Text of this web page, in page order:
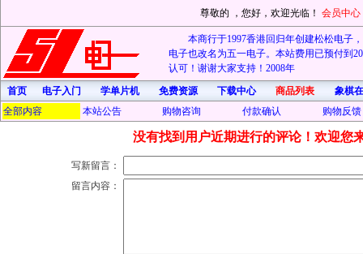
尊敬的 ，您好，欢迎光临！ 会员中心
本商行于1997香港回归年创建松松电子
电子也改名为五一电子。本站费用已预付到
认可！谢谢大家支持！2008年
首页
电子入门 学单片机 免费资源 下载中心 商品列表
象棋
全部内容
本站公告 购物咨询 付款确认 购物反馈
没有找到用户近期进行的评论！欢迎您
写新留言：
留言内容：